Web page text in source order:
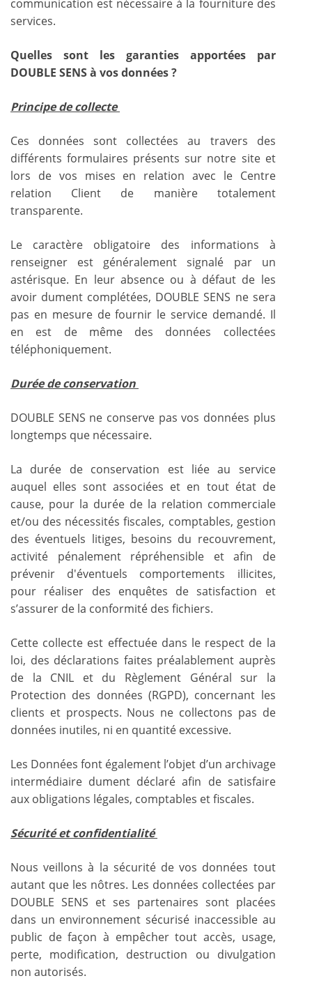
communication est nécessaire à la fourniture des
services.
Quelles sont les garanties apportées par
DOUBLE SENS à vos données ?
Principe de collecte
Ces données sont collectées au travers des
différents formulaires présents sur notre site et
lors de vos mises en relation avec le Centre
relation Client de manière totalement
transparente.
Le caractère obligatoire des informations à
renseigner est généralement signalé par un
astérisque. En leur absence ou à défaut de les
avoir dument complétées, DOUBLE SENS ne sera
pas en mesure de fournir le service demandé. Il
en est de même des données collectées
téléphoniquement.
Durée de conservation
DOUBLE SENS ne conserve pas vos données plus
longtemps que nécessaire.
La durée de conservation est liée au service
auquel elles sont associées et en tout état de
cause, pour la durée de la relation commerciale
et/ou des nécessités fiscales, comptables, gestion
des éventuels litiges, besoins du recouvrement,
activité pénalement répréhensible et afin de
prévenir d'éventuels comportements illicites,
pour réaliser des enquêtes de satisfaction et
s’assurer de la conformité des fichiers.
Cette collecte est effectuée dans le respect de la
loi, des déclarations faites préalablement auprès
de la CNIL et du Règlement Général sur la
Protection des données (RGPD), concernant les
clients et prospects. Nous ne collectons pas de
données inutiles, ni en quantité excessive.
Les Données font également l’objet d’un archivage
intermédiaire dument déclaré afin de satisfaire
aux obligations légales, comptables et fiscales.
Sécurité et confidentialité
Nous veillons à la sécurité de vos données tout
autant que les nôtres. Les données collectées par
DOUBLE SENS et ses partenaires sont placées
dans un environnement sécurisé inaccessible au
public de façon à empêcher tout accès, usage,
perte, modification, destruction ou divulgation
non autorisés.